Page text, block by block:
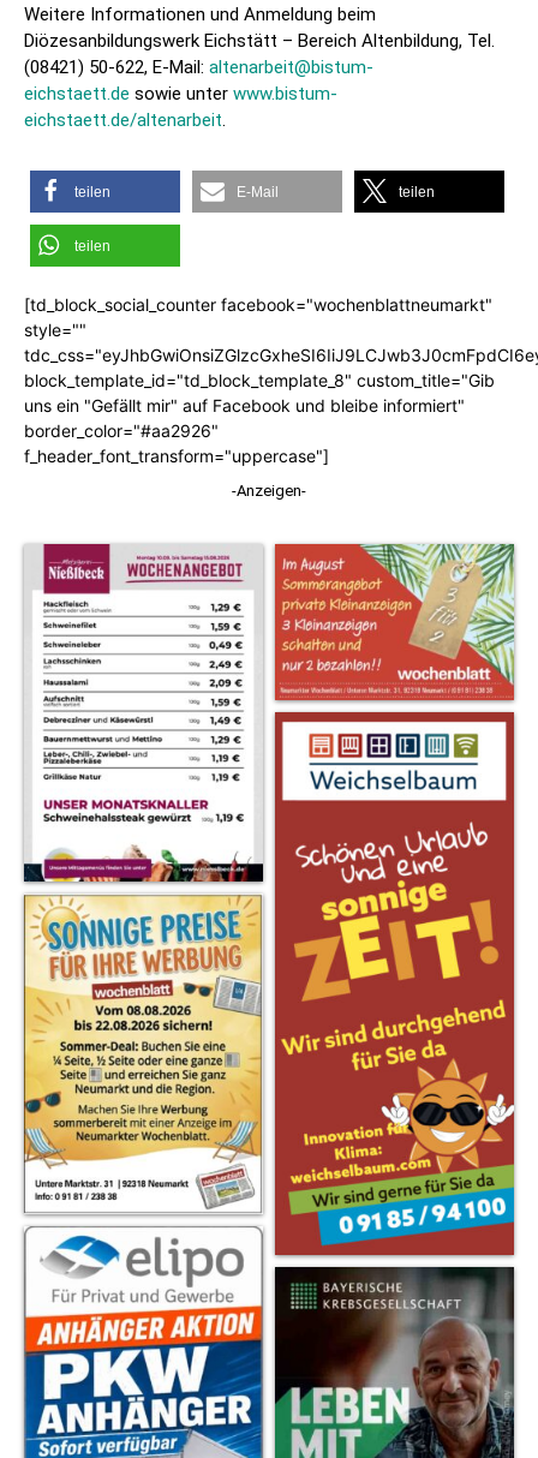
Weitere Informationen und Anmeldung beim
Diözesanbildungswerk Eichstätt – Bereich Altenbildung, Tel.
(08421) 50-622, E-Mail: altenarbeit@bistum-
eichstaett.de sowie unter www.bistum-
eichstaett.de/altenarbeit.
teilen E-Mail teilen
teilen
[td_block_social_counter facebook="wochenblattneumarkt"
style=""
block_template_id="td_block_template_8" custom_title="Gib
uns ein "Gefällt mir" auf Facebook und bleibe informiert"
border_color="#aa2926"
f_header_font_transform="uppercase"]
-Anzeigen-